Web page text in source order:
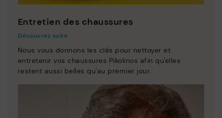
Entretien des chaussures
Découvrez suite
Nous vous donnons les clés pour nettoyer et
entretenir vos chaussures Pikolinos afin qu'elles
restent aussi belles qu'au premier jour.